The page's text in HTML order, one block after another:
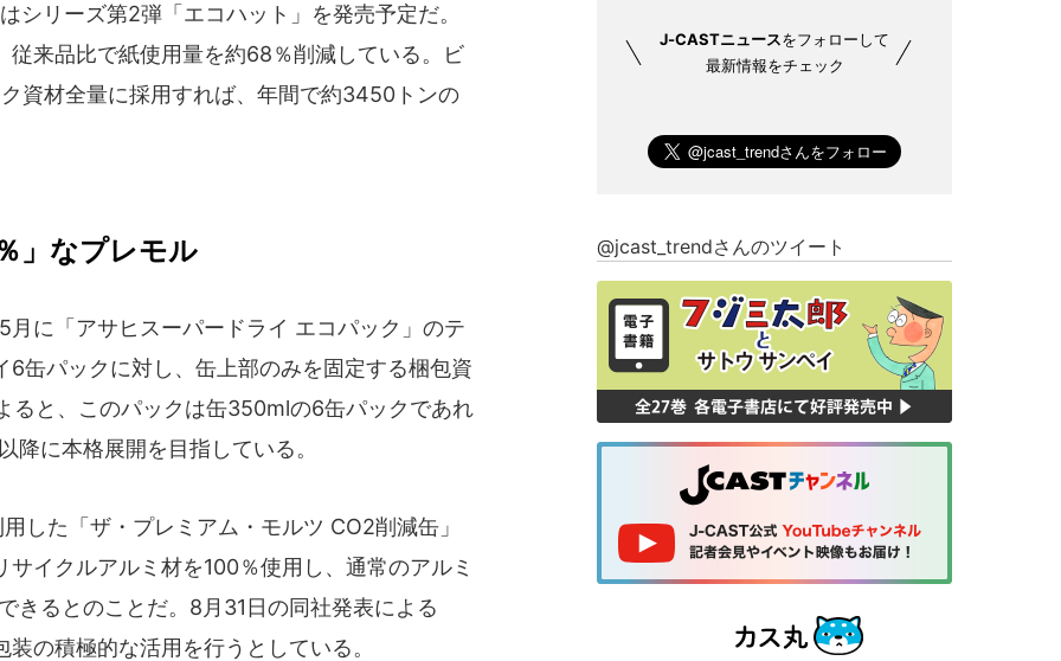
シリーズ第2弾「エコハット」を発売予定だ。
従来品比で紙使用量を約68％削減している。ビ
資材全量に採用すれば、年間で約3450トンの
」なプレモル
に「アサヒスーパードライ エコパック」のテ
缶パックに対し、缶上部のみを固定する梱包資
と、このパックは缶350mlの6缶パックであれ
に本格展開を目指している。
た「ザ・プレミアム・モルツ CO2削減缶」
イクルアルミ材を100％使用し、通常のアルミ
きるとのことだ。8月31日の同社発表による
の積極的な活用を行うとしている。
J-CASTニュースをフォローして
最新情報をチェック
@jcast_trendさんのツイート